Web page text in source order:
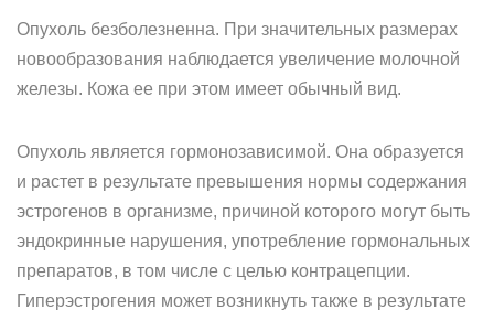
Опухоль безболезненна. При значительных размерах
новообразования наблюдается увеличение молочной
железы. Кожа ее при этом имеет обычный вид.
Опухоль является гормонозависимой. Она образуется
и растет в результате превышения нормы содержания
эстрогенов в организме, причиной которого могут быть
эндокринные нарушения, употребление гормональных
препаратов, в том числе с целью контрацепции.
Гиперэстрогения может возникнуть также в результате